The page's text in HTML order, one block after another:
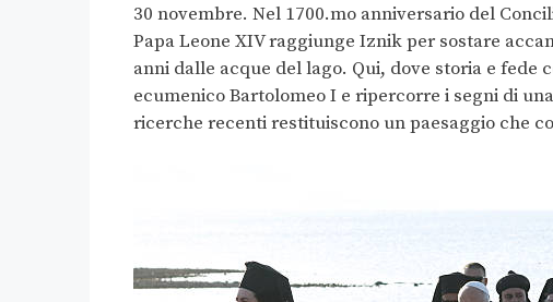
30 novembre. Nel 1700.mo anniversario del
Papa Leone XIV raggiunge Iznik per sostare
anni dalle acque del lago. Qui, dove storia e
ecumenico Bartolomeo I e ripercorre i segni di
ricerche recenti restituiscono un paesaggio che